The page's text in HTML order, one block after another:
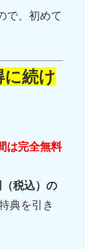
で、初めて
続け
は完全無料
（税込）の
典を引き